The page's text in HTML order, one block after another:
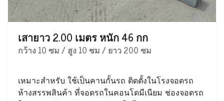
เสายาว 2.00 เมตร หนัก 46 กก
กว้าง 10 ซม / สูง 10 ซม / ยาว 200 ซม
เหมาะสำหรับ ใช้เป็นคานกั้นรถ ติดตั้งในโรงจอดรถ
ห้างสรรพสินค้า ที่จอดรถในคอนโดมีเนียม ช่องจอดรถ